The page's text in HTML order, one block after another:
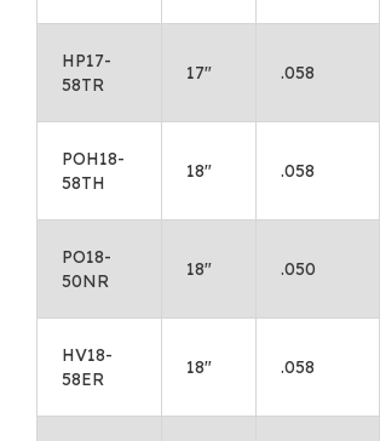
HP17-
58TR
17" .058
POH18-
58TH
18" .058
PO18-
50NR
18" .050
HV18-
58ER
18" .058